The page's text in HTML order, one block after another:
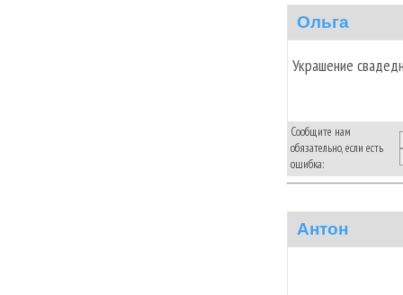
Ольга
Украшение
Сообщите нам
обязательно, если есть
ошибка:
Антон